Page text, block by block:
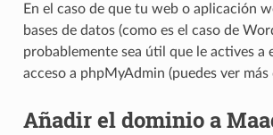
En el caso de que tu web o aplicación
bases de datos (como es el caso de
probablemente sea útil que le actives a
acceso a phpMyAdmin (puedes ver más
Añadir el dominio a